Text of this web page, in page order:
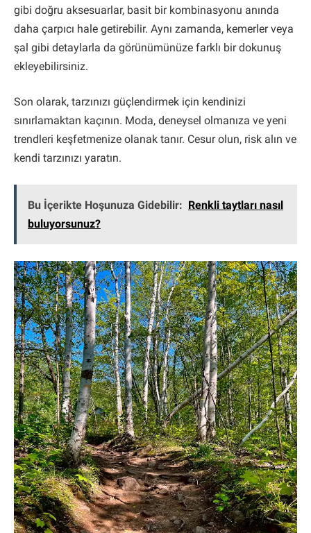
gibi doğru aksesuarlar, basit bir kombinasyonu anında
daha çarpıcı hale getirebilir. Aynı zamanda, kemerler veya
şal gibi detaylarla da görünümünüze farklı bir dokunuş
ekleyebilirsiniz.
Son olarak, tarzınızı güçlendirmek için kendinizi
sınırlamaktan kaçının. Moda, deneysel olmanıza ve yeni
trendleri keşfetmenize olanak tanır. Cesur olun, risk alın ve
kendi tarzınızı yaratın.
Bu İçerikte Hoşunuza Gidebilir: Renkli taytları nasıl
buluyorsunuz?